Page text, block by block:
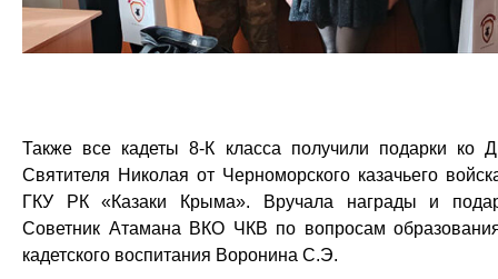
Также все кадеты 8-К класса получили подарки ко
Святителя Николая от Черноморского казачьего
ГКУ РК «Казаки Крыма». Вручала награды и
Советник Атамана ВКО ЧКВ по вопросам
кадетского воспитания Воронина С.Э.